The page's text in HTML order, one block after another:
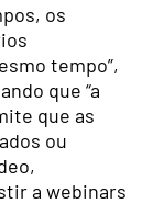
os
tempo”,
que “a
que as
ou
a webinars